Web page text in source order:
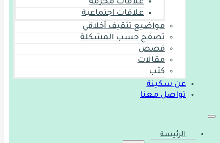
علاقات محرمة
علاقات اجتماعية
مواضيع تثقيف أخلاقي
تصفح حسب المشكلة
قصص
مقالات
كتب
عن سكينة
تواصل معنا
الرئيسة